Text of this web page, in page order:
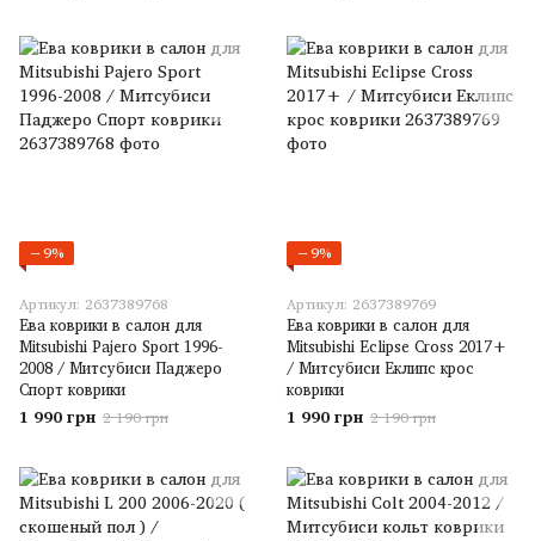
−9%
Артикул: 2637389768
Ева коврики в салон для
Mitsubishi Pajero Sport 1996-
2008 / Митсубиси Паджеро
Спорт коврики
1 990 грн 2 190 грн
−9%
Артикул: 2637389769
Ева коврики в салон для
Mitsubishi Eclipse Cross 2017+
/ Митсубиси Еклипс крос
коврики
1 990 грн 2 190 грн